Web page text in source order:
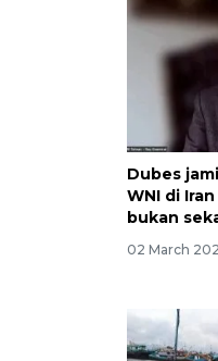
Dubes
WNI di
bukan
02 March